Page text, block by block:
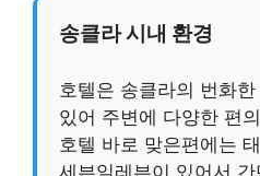
송클라 시내 환경
호텔은 송클라의 번화
있어 주변에 다양한 편
호텔 바로 맞은편에는